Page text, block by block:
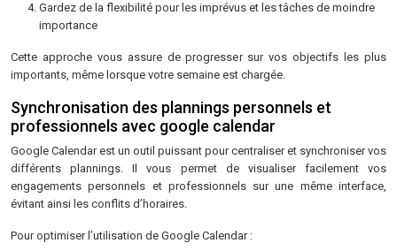
Gardez de la flexibilité pour les imprévus et les tâches de moindre
importance
Cette approche vous assure de progresser sur vos objectifs les plus
importants, même lorsque votre semaine est chargée.
Synchronisation des plannings personnels et
professionnels avec google calendar
Google Calendar est un outil puissant pour centraliser et synchroniser vos
différents plannings. Il vous permet de visualiser facilement vos
engagements personnels et professionnels sur une même interface,
évitant ainsi les conflits d’horaires.
Pour optimiser l’utilisation de Google Calendar :